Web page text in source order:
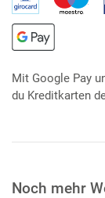
Mit Google Pay
du Kreditkarten
Noch mehr